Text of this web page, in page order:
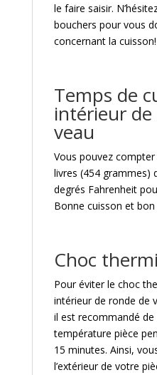
le faire saisir.
bouchers pour vous
concernant la cuisson!
Temps de
intérieur
veau
Vous pouvez
livres (454 grammes)
degrés Fahrenheit
Bonne cuisson et
Choc
Pour éviter le choc
intérieur de ronde de
il est recommandé de
température pièce
15 minutes. Ainsi,
l’extérieur de votre